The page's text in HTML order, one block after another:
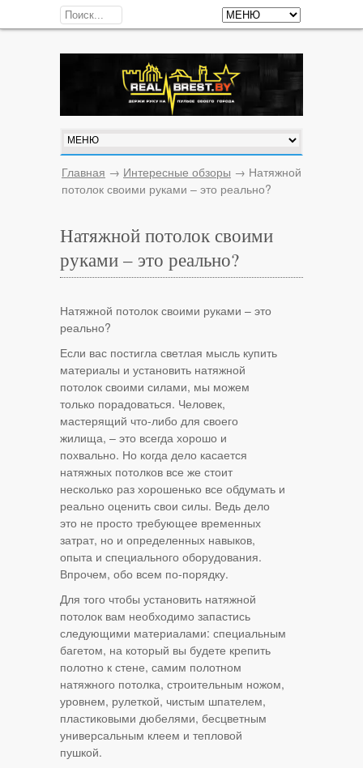
Главная → Интересные обзоры → Натяжной
потолок своими руками – это реально?
Натяжной потолок своими
руками – это реально?
Натяжной потолок своими руками – это
реально?
Если вас постигла светлая мысль купить
материалы и установить натяжной
потолок своими силами, мы можем
только порадоваться. Человек,
мастерящий что-либо для своего
жилища, – это всегда хорошо и
похвально. Но когда дело касается
натяжных потолков все же стоит
несколько раз хорошенько все обдумать и
реально оценить свои силы. Ведь дело
это не просто требующее временных
затрат, но и определенных навыков,
опыта и специального оборудования.
Впрочем, обо всем по-порядку.
Для того чтобы установить натяжной
потолок вам необходимо запастись
следующими материалами: специальным
багетом, на который вы будете крепить
полотно к стене, самим полотном
натяжного потолка, строительным ножом,
уровнем, рулеткой, чистым шпателем,
пластиковыми дюбелями, бесцветным
универсальным клеем и тепловой
пушкой.